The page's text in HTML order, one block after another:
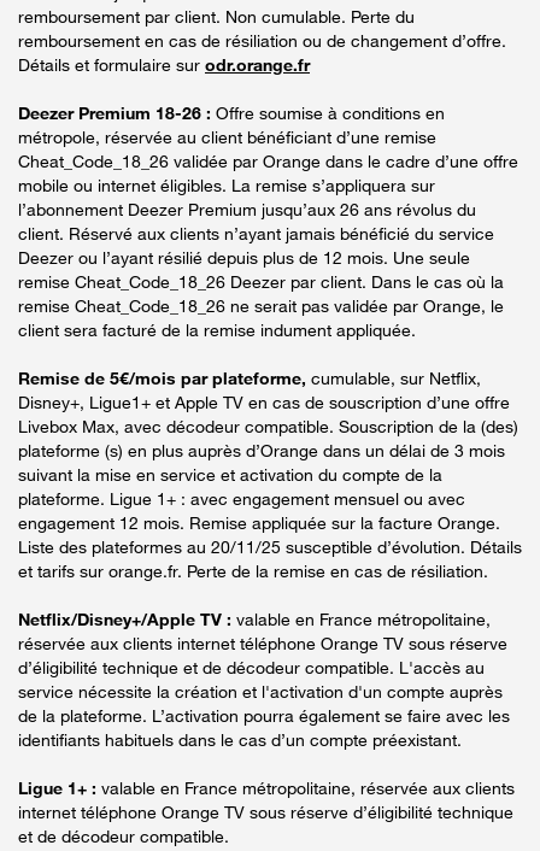
remboursement par client. Non cumulable. Perte du
remboursement en cas de résiliation ou de changement d’offre.
Détails et formulaire sur odr.orange.fr
Deezer Premium 18-26 : Offre soumise à conditions en
métropole, réservée au client bénéficiant d’une remise
Cheat_Code_18_26 validée par Orange dans le cadre d’une offre
mobile ou internet éligibles. La remise s’appliquera sur
l’abonnement Deezer Premium jusqu’aux 26 ans révolus du
client. Réservé aux clients n’ayant jamais bénéficié du service
Deezer ou l’ayant résilié depuis plus de 12 mois. Une seule
remise Cheat_Code_18_26 Deezer par client. Dans le cas où la
remise Cheat_Code_18_26 ne serait pas validée par Orange, le
client sera facturé de la remise indument appliquée.
Remise de 5€/mois par plateforme, cumulable, sur Netflix,
Disney+, Ligue1+ et Apple TV en cas de souscription d’une offre
Livebox Max, avec décodeur compatible. Souscription de la (des)
plateforme (s) en plus auprès d’Orange dans un délai de 3 mois
suivant la mise en service et activation du compte de la
plateforme. Ligue 1+ : avec engagement mensuel ou avec
engagement 12 mois. Remise appliquée sur la facture Orange.
Liste des plateformes au 20/11/25 susceptible d’évolution. Détails
et tarifs sur orange.fr. Perte de la remise en cas de résiliation.
Netflix/Disney+/Apple TV : valable en France métropolitaine,
réservée aux clients internet téléphone Orange TV sous réserve
d’éligibilité technique et de décodeur compatible. L'accès au
service nécessite la création et l'activation d'un compte auprès
de la plateforme. L’activation pourra également se faire avec les
identifiants habituels dans le cas d’un compte préexistant.
Ligue 1+ : valable en France métropolitaine, réservée aux clients
internet téléphone Orange TV sous réserve d’éligibilité technique
et de décodeur compatible.